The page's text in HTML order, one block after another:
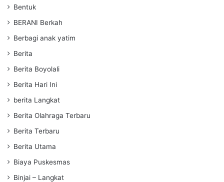
Bentuk
BERANI Berkah
Berbagi anak yatim
Berita
Berita Boyolali
Berita Hari Ini
berita Langkat
Berita Olahraga Terbaru
Berita Terbaru
Berita Utama
Biaya Puskesmas
Binjai – Langkat